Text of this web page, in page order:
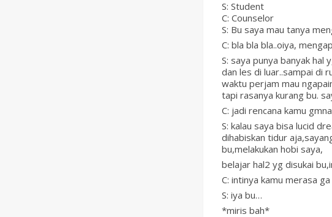
S: Student
C: Counselor
S: Bu saya mau tanya
C: bla bla bla..oiya,
S: saya punya banyak hal
dan les di luar..sampai di
waktu perjam mau
tapi rasanya kurang bu.
C: jadi rencana kamu
S: kalau saya bisa lucid
dihabiskan tidur
bu,melakukan hobi saya,
belajar hal2 yg disukai
C: intinya kamu merasa
S: iya bu…
*miris bah*